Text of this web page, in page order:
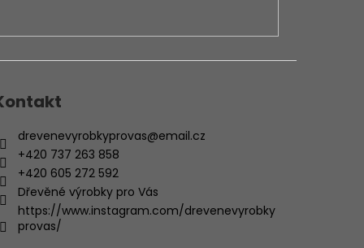
drevenevyrobkyprovas@email.cz
+420 737 263 858
+420 605 272 592
Dřevěné výrobky pro Vás
https://www.instagram.com/drevenevyrobky
provas/